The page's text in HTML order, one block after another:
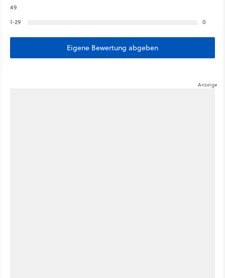
49
1-29 0
Eigene Bewertung abgeben